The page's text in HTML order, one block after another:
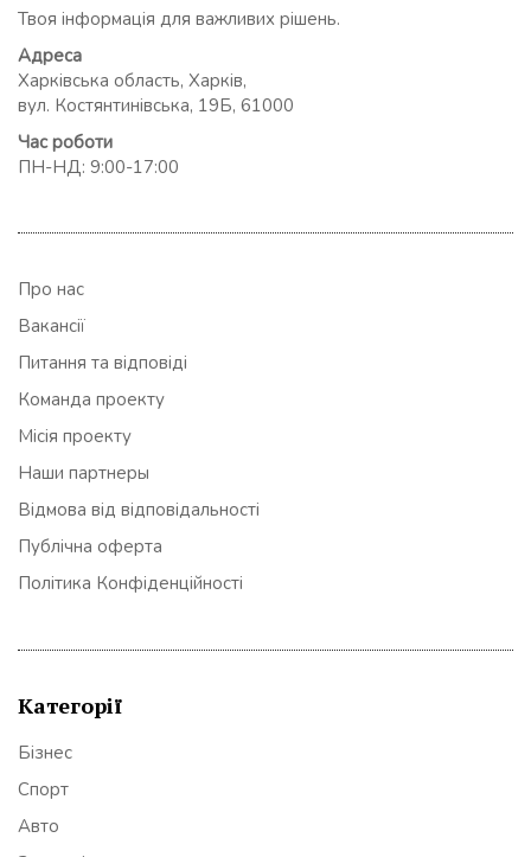
Твоя інформація для важливих рішень.
Адреса
Харківська область, Харків,
вул. Костянтинівська, 19Б, 61000
Час роботи
ПН-НД: 9:00-17:00
Про нас
Вакансії
Питання та відповіді
Команда проекту
Місія проекту
Наши партнеры
Відмова від відповідальності
Публічна оферта
Політика Конфіденційності
Категорії
Бізнес
Спорт
Авто